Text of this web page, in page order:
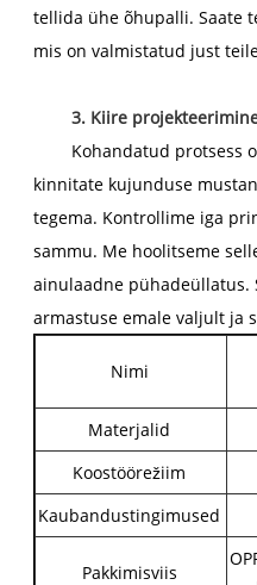
tellida ühe õhupalli. Saate
mis on valmistatud just
3. Kiire
Kohandatud protsess
kinnitate kujunduse
tegema. Kontrollime iga
sammu. Me hoolitseme
ainulaadne pühadeüllatus.
armastuse emale valjult ja
Nimi
Materjalid
Koostöörežiim
Kaubandustingimused
Pakkimisviis